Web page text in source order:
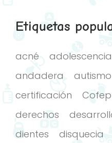
Etiquetas
acné adolescencia
andadera
autismo
certificación
derechos
dientes
disquecia